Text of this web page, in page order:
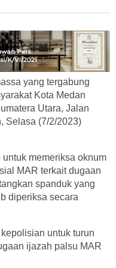
yang tergabung
Kota Medan
Utara, Jalan
Selasa (7/2/2023)
memeriksa oknum
MAR terkait dugaan
spanduk yang
diperiksa secara
untuk turun
ijazah palsu MAR